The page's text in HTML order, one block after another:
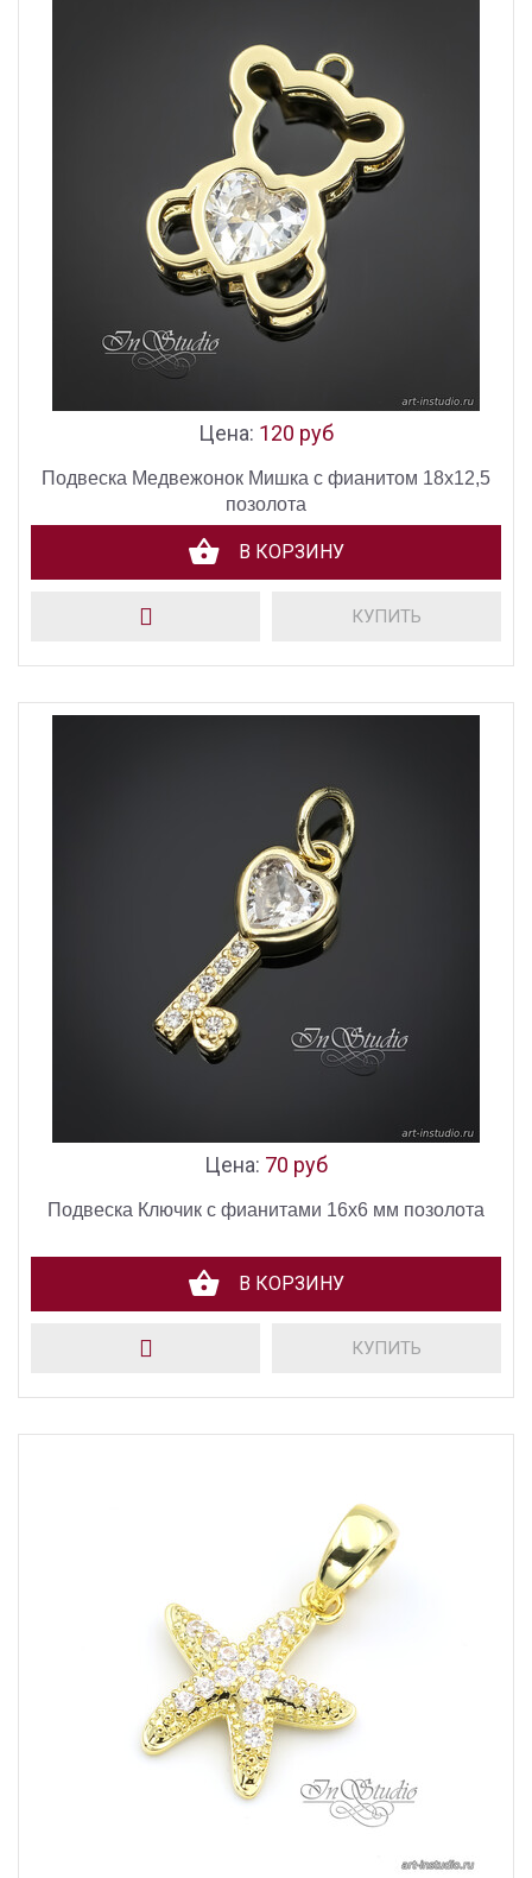
Цена: 120 руб
Подвеска Медвежонок Мишка с фианитом 18х12,5
позолота
В КОРЗИНУ
КУПИТЬ
Цена: 70 руб
Подвеска Ключик с фианитами 16х6 мм позолота
В КОРЗИНУ
КУПИТЬ